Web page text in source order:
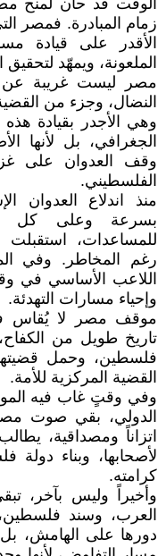
الوقت قد حان لمنح
زمام المبادرة. فمصر
الأقدر على قيادة
الملعونة، ويمهّد
مصر ليست غريبة
النضال، وجزء من
وهي الأجدر بقيادة هذه
الجغرافي، بل لأنها
وقف العدوان على
الفلسطيني.
منذ اندلاع العدوان
بسرعة وعلى كل
للمساعدات،
رغم المخاطر. وفي
اللاعب الأساسي في
وإحياء مسارات التهدئة.
موقف مصر لا يُقاس
تاريخ طويل من
فلسطين، وحمل قضيتها
القضية المركزية للأمة.
وفي وقتٍ غاب فيه
الدولي، بقي صوت مصر
اتزاناً ومصداقية،
لأصحابها، وبناء
كرامته.
وأخيراً وليس بآخر،
العرب، وسند
دورها على الهامش، بل